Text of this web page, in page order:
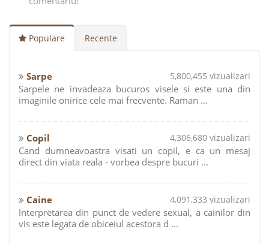
Populare Recente
Sarpe 5,800,455 vizualizari
Sarpele ne invadeaza bucuros visele si este una din
imaginile onirice cele mai frecvente. Raman ...
Copil 4,306,680 vizualizari
Cand dumneavoastra visati un copil, e ca un mesaj
direct din viata reala - vorbea despre bucuri ...
Caine 4,091,333 vizualizari
Interpretarea din punct de vedere sexual, a cainilor din
vis este legata de obiceiul acestora d ...